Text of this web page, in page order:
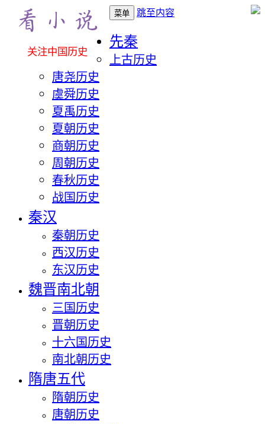
关注中国历史
菜单 跳至内容
先秦
上古历史
唐尧历史
虞舜历史
夏禹历史
夏朝历史
商朝历史
周朝历史
春秋历史
战国历史
秦汉
秦朝历史
西汉历史
东汉历史
魏晋南北朝
三国历史
晋朝历史
十六国历史
南北朝历史
隋唐五代
隋朝历史
唐朝历史